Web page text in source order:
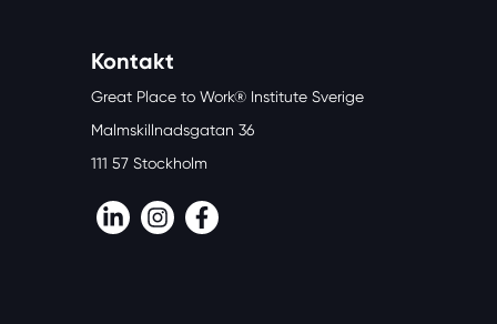
Kontakt
Great Place to Work® Institute Sverige
Malmskillnadsgatan 36
111 57 Stockholm
LinkedInInstagramFacebook